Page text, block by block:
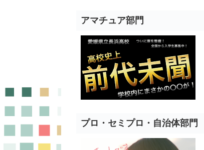
アマチュア部門
プロ・セミプロ・自治体部門